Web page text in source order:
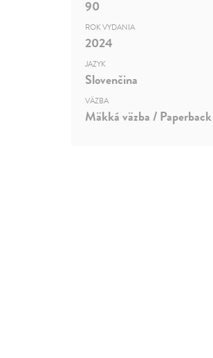
90
ROK VYDANIA
2024
JAZYK
Slovenčina
VÄZBA
Mäkká väzba / Paperback